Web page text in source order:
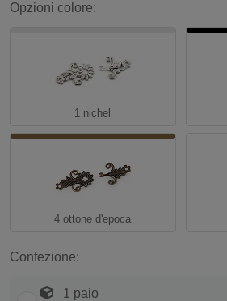
Opzioni colore:
1 nichel
4 ottone d'epoca
Confezione:
1 paio